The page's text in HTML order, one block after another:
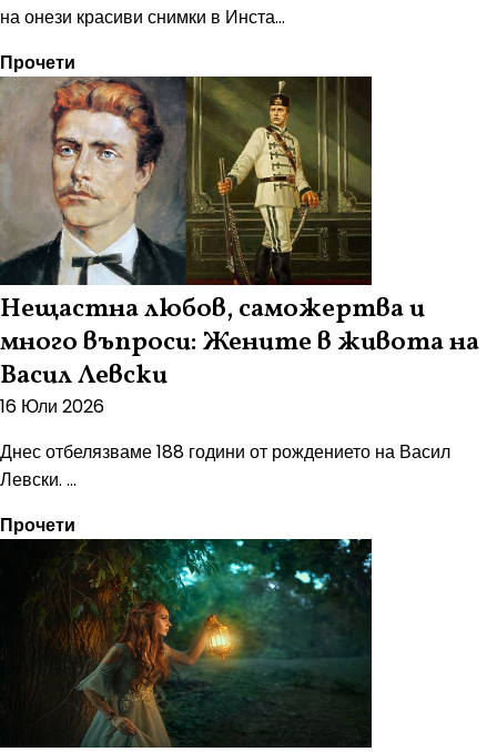
на онези красиви снимки в Инста...
Прочети
Нещастна любов, саможертва и
много въпроси: Жените в живота на
Васил Левски
16 Юли 2026
Днес отбелязваме 188 години от рождението на Васил
Левски. ...
Прочети